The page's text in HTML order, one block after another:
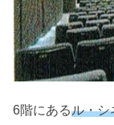
6階にあるル・シ